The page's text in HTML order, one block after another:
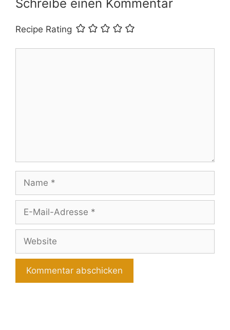
Schreibe einen Kommentar
Recipe Rating
Mail-
Adresse